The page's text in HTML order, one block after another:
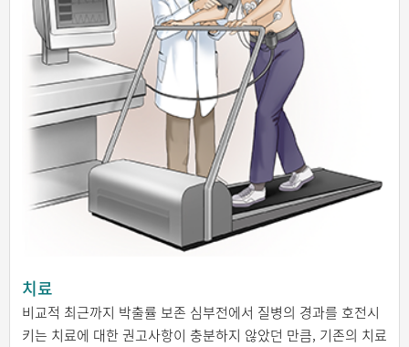
치료
비교적 최근까지 박출률 보존 심부전에서 질병의 경과를 호전시
키는 치료에 대한 권고사항이 충분하지 않았던 만큼, 기존의 치료